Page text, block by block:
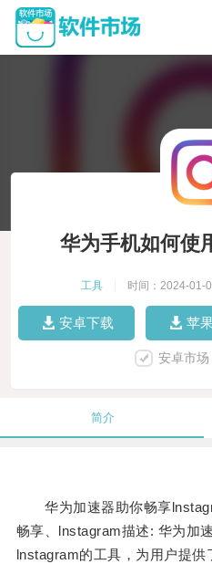
华为手机如何使
工具 时间：2024-01-
安卓下载 苹
安卓市
简介
华为加速器助你畅享
畅享、lnstagram描述: 华为加
lnstagram的工具，为用户提供